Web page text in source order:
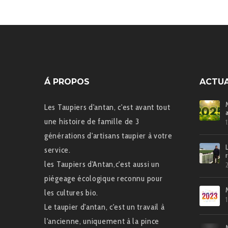
Á PROPOS
Les Taupiers d'antan, c'est avant tout
une histoire de famille de 3
générations d'artisans taupier à votre
service.
les Taupiers d'Antan,c'est aussi un
piégeage écologique reconnu pour
les cultures bio.
Le taupier d'antan, c'est un travail à
l'ancienne, uniquement à la pince